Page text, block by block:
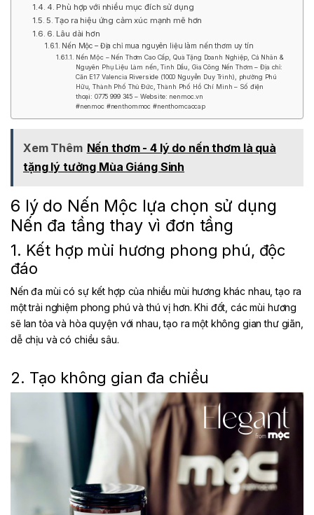
4. Phù hợp với nhiều mục đích sử dụng
5. Tạo ra hiệu ứng cảm xúc mạnh mẽ hơn
6. Lâu dài hơn
Nến Mộc – Địa chỉ mua nguyên liệu làm nến thơm uy tín
Nến Mộc – Nến Thơm Cao Cấp, Quà Tặng Doanh Nghiệp, Cá Nhân &
Nguyên Phụ Liệu Làm nến, Tinh Dầu, Gia Công Nến Thơm – Địa chỉ:
Căn E17 Valencia Riverside (1000 Nguyễn Duy Trinh), phường Phú
Hữu, Thành Phố Thủ Đức, Thành Phố Hồ Chí Minh – Số điện
thoại: 0775 999 345 – Website: nenmoc.vn
#nenmoc #nenthommoc #nenthomcaocap
Xem Thêm Nến thơm - 4 lý do nến thơm là quà
tặng lý tưởng Mùa Giáng Sinh
6 lý do Nến Mộc lựa chọn sử dụng
Nến đa tầng thay vì đơn tầng
1. Kết hợp mùi hương phong phú, độc
đáo
Nến đa mùi có sự kết hợp của nhiều mùi hương khác nhau, tạo ra
một trải nghiệm phong phú và thú vị hơn. Khi đốt, các mùi hương
sẽ lan tỏa và hòa quyện với nhau, tạo ra một không gian thư giãn,
dễ chịu và có chiều sâu.
2. Tạo không gian đa chiều